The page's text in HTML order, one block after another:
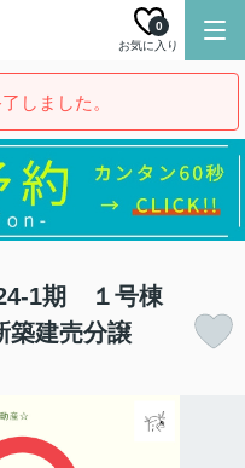
お気に入り
0
しました。
24-1期 １号棟
建売分譲